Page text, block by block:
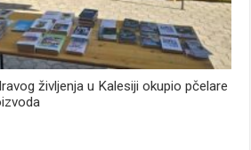
življenja u Kalesiji okupio pčelare